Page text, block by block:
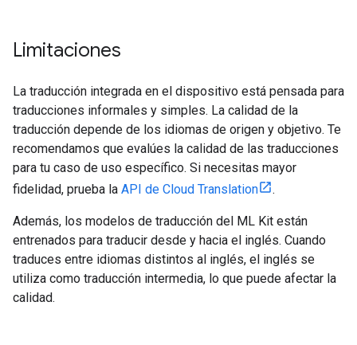
Limitaciones
La traducción integrada en el dispositivo está pensada para
traducciones informales y simples. La calidad de la
traducción depende de los idiomas de origen y objetivo. Te
recomendamos que evalúes la calidad de las traducciones
para tu caso de uso específico. Si necesitas mayor
fidelidad, prueba la API de Cloud Translation .
Además, los modelos de traducción del ML Kit están
entrenados para traducir desde y hacia el inglés. Cuando
traduces entre idiomas distintos al inglés, el inglés se
utiliza como traducción intermedia, lo que puede afectar la
calidad.